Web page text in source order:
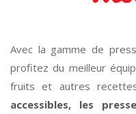
Avec la gamme de
profitez du meilleur
fruits et autres
accessibles, les